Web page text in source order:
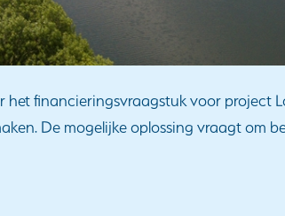
financieringsvraagstuk voor project
De mogelijke oplossing vraagt om